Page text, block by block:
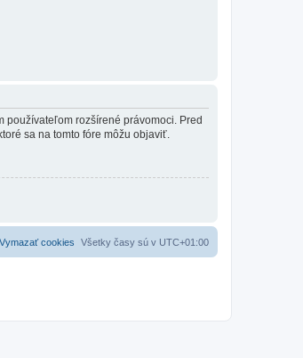
používateľom rozšírené právomoci. Pred
sa na tomto fóre môžu objaviť.
Všetky časy sú v UTC+01:00
Vymazať cookies